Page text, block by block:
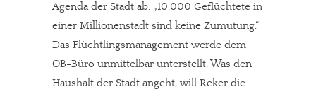
Agenda der Stadt ab. „10.000 Geflüchtete in
einer Millionenstadt sind keine Zumutung.“
Das Flüchtlingsmanagement werde dem
OB-Büro unmittelbar unterstellt. Was den
Haushalt der Stadt angeht, will Reker die